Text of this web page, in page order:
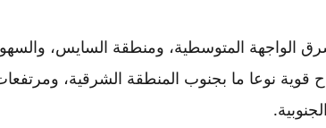
الواجهة المتوسطية، ومنطقة السايس،
نوعا ما بجنوب المنطقة الشرقية،